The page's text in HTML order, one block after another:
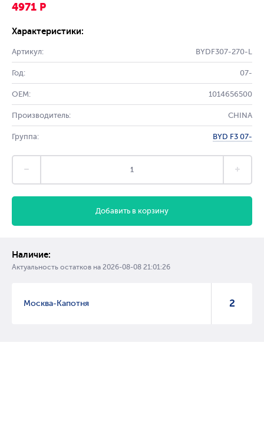
4971 Р
Характеристики:
Артикул: BYDF307-270-L
Год: 07-
OEM: 1014656500
Производитель: CHINA
Группа: BYD F3 07-
Добавить в корзину
Наличие:
Актуальность остатков на 2026-08-08 21:01:26
Москва-Капотня 2